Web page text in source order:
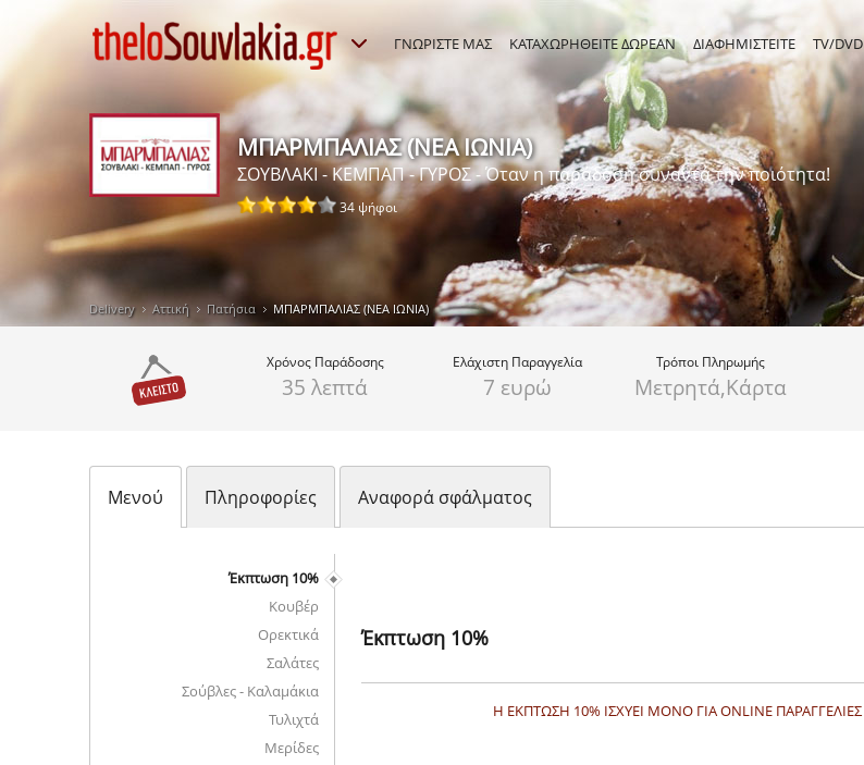
ΓΝΩΡΙΣΤΕ ΜΑΣ ΚΑΤΑΧΩΡΗΘΕΙΤΕ ΔΩΡΕΑΝ ΔΙΑΦΗΜΙΣΤΕΙΤΕ TV/DVD
ΜΠΑΡΜΠΑΛΙΑΣ (ΝΕΑ ΙΩΝΙΑ)
ΣΟΥΒΛΑΚΙ - ΚΕΜΠΑΠ - ΓΥΡΟΣ - Όταν η παράδοση συναντά την ποιότητα!
34 ψήφοι
Delivery Αττική Πατήσια ΜΠΑΡΜΠΑΛΙΑΣ (ΝΕΑ ΙΩΝΙΑ)
Χρόνος Παράδοσης
35 λεπτά
Ελάχιστη Παραγγελία
7 ευρώ
Τρόποι Πληρωμής
Μετρητά,Κάρτα
Μενού Πληροφορίες Αναφορά σφάλματος
Έκπτωση 10%
Κουβέρ
Ορεκτικά
Σαλάτες
Σούβλες - Καλαμάκια
Τυλιχτά
Μερίδες
Έκπτωση 10%
Η ΕΚΠΤΩΣΗ 10% ΙΣΧΥΕΙ ΜΟΝΟ ΓΙΑ ONLINE ΠΑΡΑΓΓΕΛΙΕΣ